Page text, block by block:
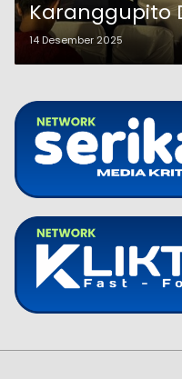
Karanggupito
Pilar
14 Desember 2025